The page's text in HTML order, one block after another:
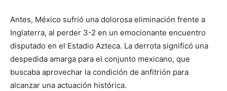
Antes, México sufrió una dolorosa eliminación frente a
Inglaterra, al perder 3-2 en un emocionante encuentro
disputado en el Estadio Azteca. La derrota significó una
despedida amarga para el conjunto mexicano, que
buscaba aprovechar la condición de anfitrión para
alcanzar una actuación histórica.